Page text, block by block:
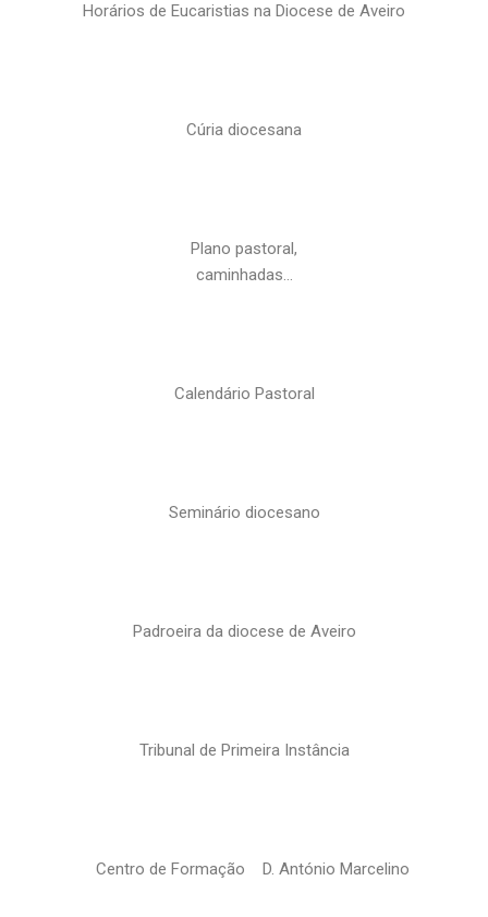
Horários de Eucaristias na Diocese de Aveiro
Cúria diocesana
Plano pastoral,
caminhadas…
Calendário Pastoral
Seminário diocesano
Padroeira da diocese de Aveiro
Tribunal de Primeira Instância
Centro de Formação D. António Marcelino